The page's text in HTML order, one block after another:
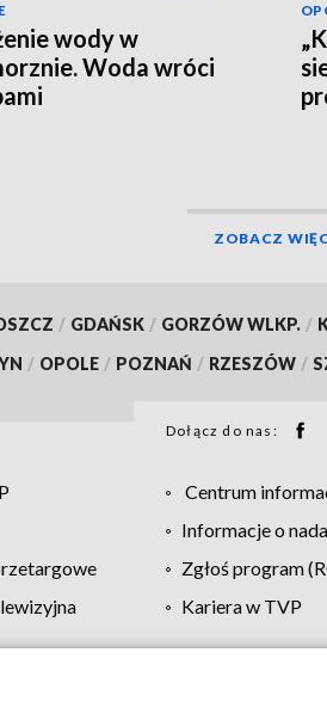
wody w
Woda wróci
ZOBACZ
/ GDAŃSK / GORZÓW WLKP. /
/ OPOLE / POZNAŃ / RZESZÓW /
Dołącz do nas:
Centrum
Informacje o
Zgłoś program
Kariera w TVP